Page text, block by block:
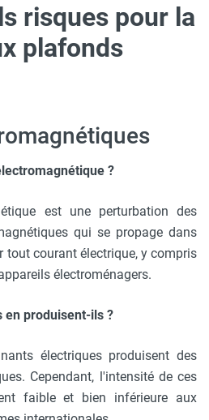
risques pour la
plafonds
?
est une perturbation des
qui se propage dans
tout courant électrique, y compris
électroménagers.
en produisent-ils ?
électriques produisent des
Cependant, l'intensité de ces
faible et bien inférieure aux